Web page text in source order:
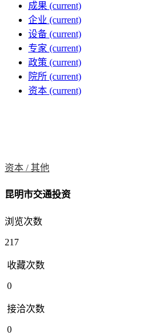
成果 (current)
企业 (current)
设备 (current)
专家 (current)
政策 (current)
院所 (current)
资本 (current)
资本 /其他
昆明市交通投资
浏览次数
217
收藏次数
0
接洽次数
0